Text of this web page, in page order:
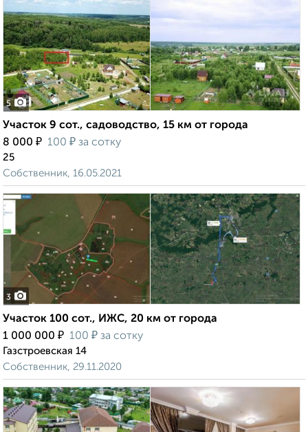
5
Участок 9 сот., садоводство, 15 км от города
8 000 ₽ 100 ₽ за сотку
25
Собственник, 16.05.2021
3
Участок 100 сот., ИЖС, 20 км от города
1 000 000 ₽ 100 ₽ за сотку
Газстроевская 14
Собственник, 29.11.2020